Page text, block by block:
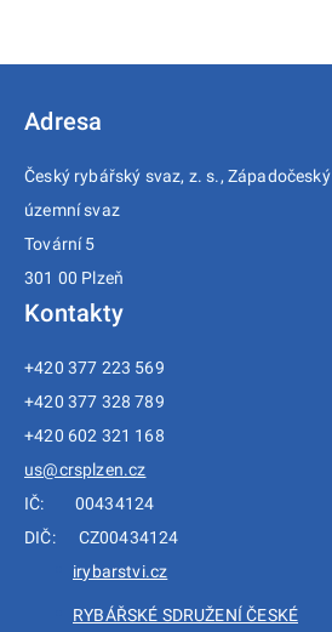
Adresa
Český rybářský svaz, z. s., Západočeský
územní svaz
Tovární 5
301 00 Plzeň
Kontakty
+420 377 223 569
+420 377 328 789
+420 602 321 168
us@crsplzen.cz
IČ: 00434124
DIČ: CZ00434124
irybarstvi.cz
RYBÁŘSKÉ SDRUŽENÍ ČESKÉ